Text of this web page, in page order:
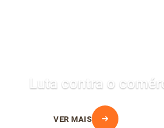
Luta contra o
VER MAIS